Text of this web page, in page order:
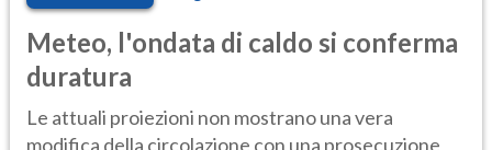
Meteo, l'ondata di caldo si conferma
duratura
Le attuali proiezioni non mostrano una vera
modifica della circolazione con una prosecuzione